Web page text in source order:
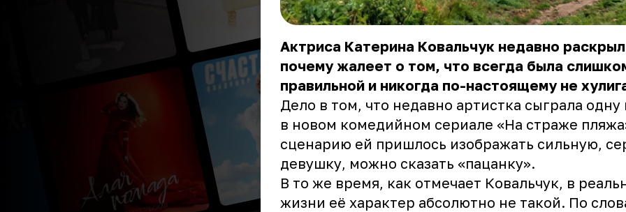
Актриса Катерина Ковальчук недавно
почему жалеет о том, что всегда была
правильной и никогда по-настоящему не
Дело в том, что недавно артистка сыграла одну
в новом комедийном сериале «На страже
сценарию ей пришлось изображать сильную,
девушку, можно сказать «пацанку».
В то же время, как отмечает Ковальчук, в
жизни её характер абсолютно не такой. По